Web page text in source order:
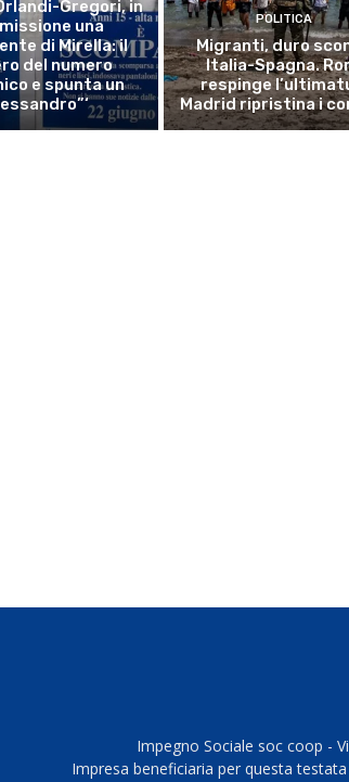
Gregori, in
una
di Mirella: il
del numero
e spunta un
POLITICA
Migranti, duro
Italia-Spagna.
respinge
Madrid ripristina i
Impegno Sociale soc coop -
Impresa beneficiaria per questa